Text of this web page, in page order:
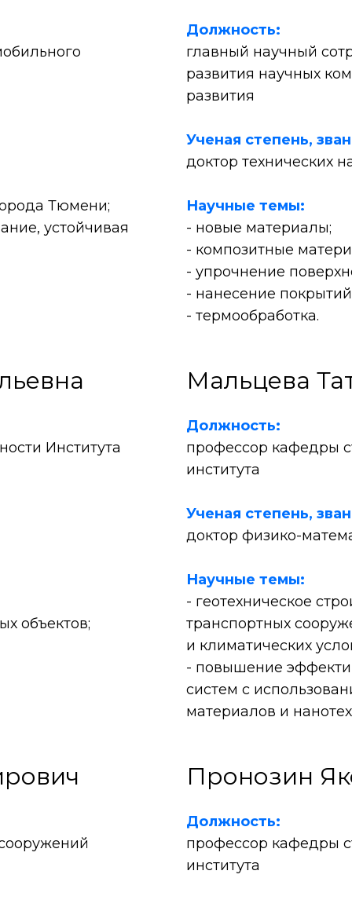
Тюмени;
устойчивая
Должность:
главный научный
развития научных
развития
Ученая степень,
доктор технических
Научные темы:
- новые материалы;
- композитные
- упрочнение
- нанесение
- термообработка.
Института
объектов;
Мальцева
Должность:
профессор кафедры
института
Ученая степень,
доктор физико-
Научные темы:
- геотехническое
транспортных
и климатических
- повышение
систем с
материалов и
Пронозин
Должность:
профессор кафедры
института